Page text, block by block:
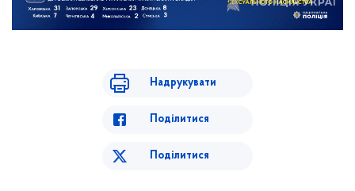
Надрукувати
Поділитися
Поділитися